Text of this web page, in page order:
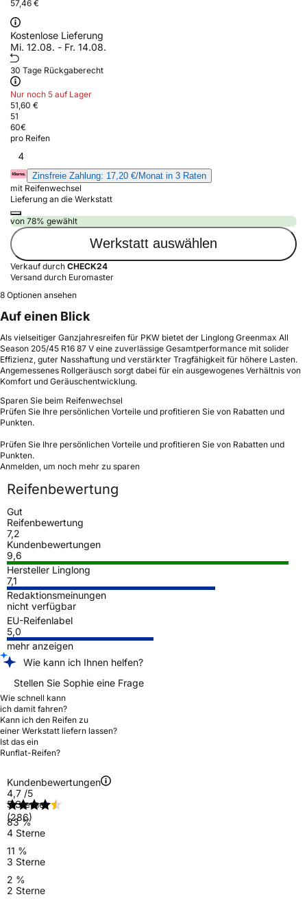
57,46 €
Kostenlose Lieferung
Mi. 12.08. - Fr. 14.08.
30 Tage Rückgaberecht
Nur noch 5 auf Lager
51,60 €
51
60€
pro Reifen
4
Zinsfreie Zahlung: 17,20 €/Monat in 3 Raten
mit Reifenwechsel
Lieferung an die Werkstatt
von 78% gewählt
Werkstatt auswählen
Verkauf durch CHECK24
Versand durch Euromaster
8 Optionen ansehen
Auf einen Blick
Als vielseitiger Ganzjahresreifen für PKW bietet der Linglong Greenmax All
Season 205/45 R16 87 V eine zuverlässige Gesamtperformance mit solider
Effizienz, guter Nasshaftung und verstärkter Tragfähigkeit für höhere Lasten.
Angemessenes Rollgeräusch sorgt dabei für ein ausgewogenes Verhältnis von
Komfort und Geräuschentwicklung.
Sparen Sie beim Reifenwechsel
Prüfen Sie Ihre persönlichen Vorteile und profitieren Sie von Rabatten und
Punkten.
Prüfen Sie Ihre persönlichen Vorteile und profitieren Sie von Rabatten und
Punkten.
Anmelden, um noch mehr zu sparen
Reifenbewertung
Gut
Reifenbewertung
7,2
Kundenbewertungen
9,6
Hersteller Linglong
7,1
Redaktionsmeinungen
nicht verfügbar
EU-Reifenlabel
5,0
mehr anzeigen
Wie kann ich Ihnen helfen?
Stellen Sie Sophie eine Frage
Wie schnell kann
ich damit fahren?
Kann ich den Reifen zu
einer Werkstatt liefern lassen?
Ist das ein
Runflat-Reifen?
Kundenbewertungen
4,7 /5
(286)
5 Sterne
83 %
4 Sterne
11 %
3 Sterne
2 %
2 Sterne